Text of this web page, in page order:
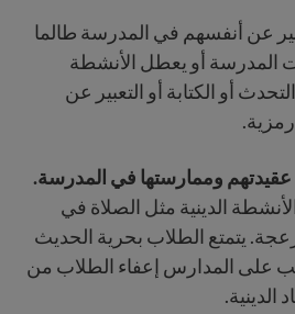
عن أنفسهم في المدرسة طالما
المدرسة أو يعطل الأنشطة
أو الكتابة أو التعبير عن
وممارستها في المدرسة.
الدينية مثل الصلاة في
يتمتع الطلاب بحرية الحديث
على المدارس إعفاء الطلاب من
الدينية.